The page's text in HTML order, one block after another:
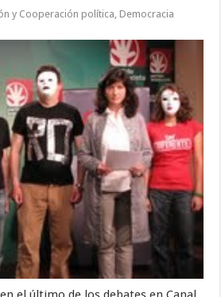
y Cooperación política Democracia